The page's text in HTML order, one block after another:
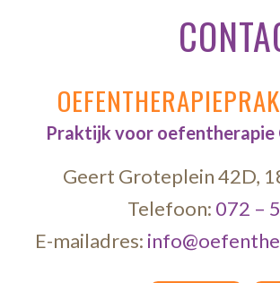
Praktijk voor oefentherapie
Geert Groteplein 42D,
Telefoon: 072 –
E-mailadres: